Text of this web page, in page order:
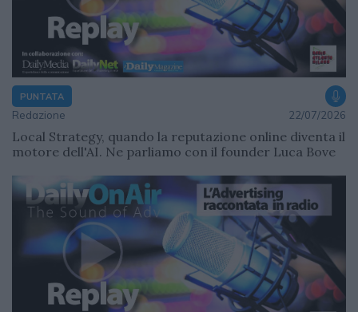
PUNTATA
Redazione 22/07/2026
Local Strategy, quando la reputazione online diventa il
motore dell'AI. Ne parliamo con il founder Luca Bove